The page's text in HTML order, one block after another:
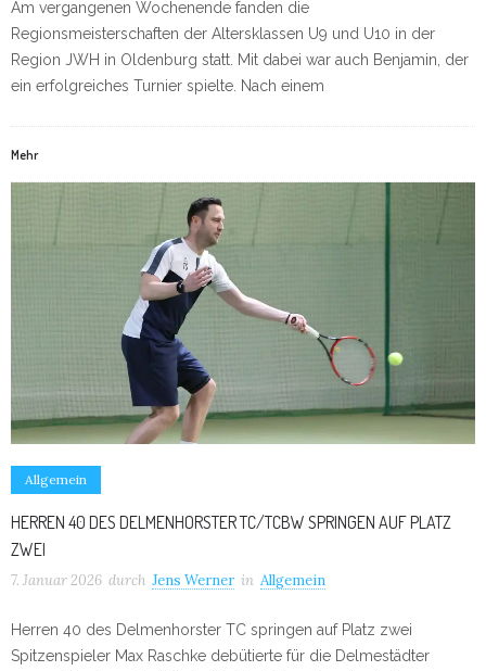
Am vergangenen Wochenende fanden die
Regionsmeisterschaften der Altersklassen U9 und U10 in der
Region JWH in Oldenburg statt. Mit dabei war auch Benjamin, der
ein erfolgreiches Turnier spielte. Nach einem
Mehr
Allgemein
HERREN 40 DES DELMENHORSTER TC/TCBW SPRINGEN AUF PLATZ
ZWEI
7. Januar 2026 durch Jens Werner in Allgemein
Herren 40 des Delmenhorster TC springen auf Platz zwei
Spitzenspieler Max Raschke debütierte für die Delmestädter